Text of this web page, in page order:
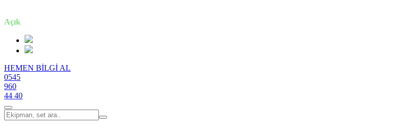
Açık
HEMEN BİLGİ AL
0545
960
44 40